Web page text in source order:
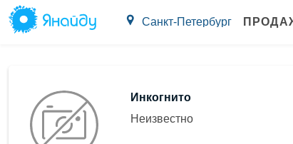
Санкт-Петербург
Инкогнито
Неизвестно